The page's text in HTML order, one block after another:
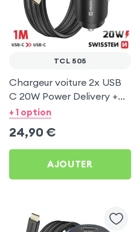
TCL 505
Chargeur voiture 2x USB
C 20W Power Delivery +
Câble USB C 60W pour
+ 1 option
24,90 €
AJOUTER